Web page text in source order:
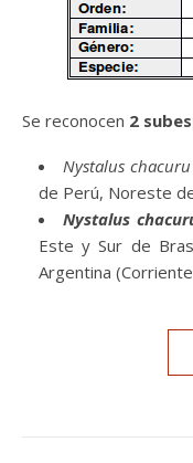
Se reconocen 2
Nystalus
de Perú, Noreste
Nystalus
Este y Sur de
Argentina